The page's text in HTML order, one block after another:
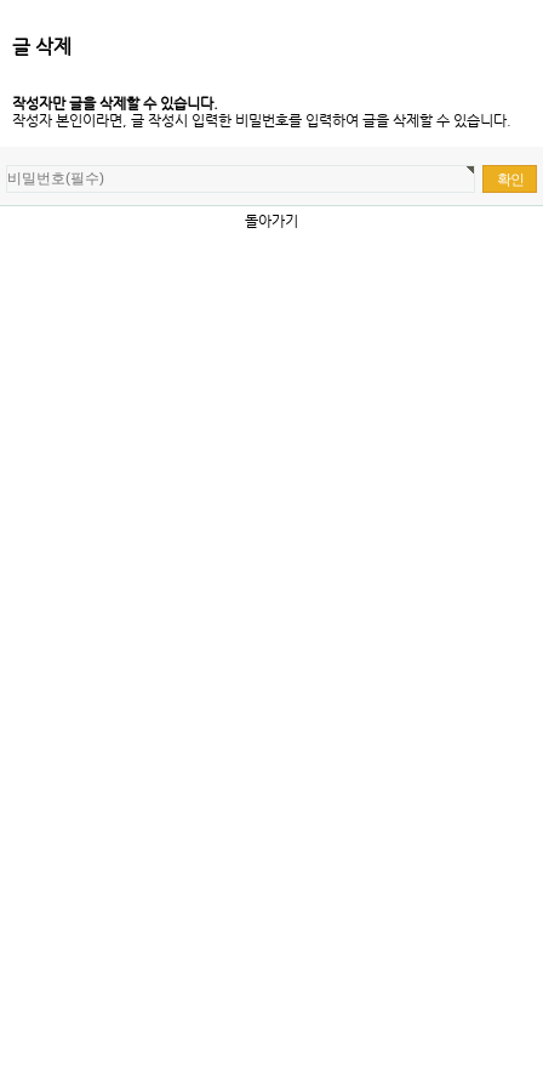
글 삭제
작성자만 글을 삭제할 수 있습니다.
작성자 본인이라면, 글 작성시 입력한 비밀번호를 입력하여 글을 삭제할 수 있습니다.
돌아가기